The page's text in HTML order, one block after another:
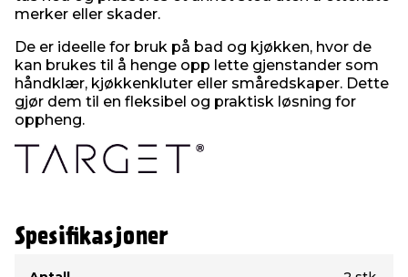
merker eller skader.
De er ideelle for bruk på bad og kjøkken, hvor de
kan brukes til å henge opp lette gjenstander som
håndklær, kjøkkenkluter eller småredskaper. Dette
gjør dem til en fleksibel og praktisk løsning for
oppheng.
Spesifikasjoner